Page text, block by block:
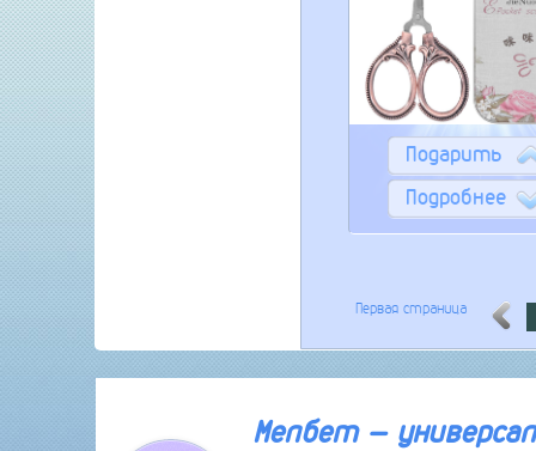
Подарить
Подробнее
Первая страница
Мелбет —